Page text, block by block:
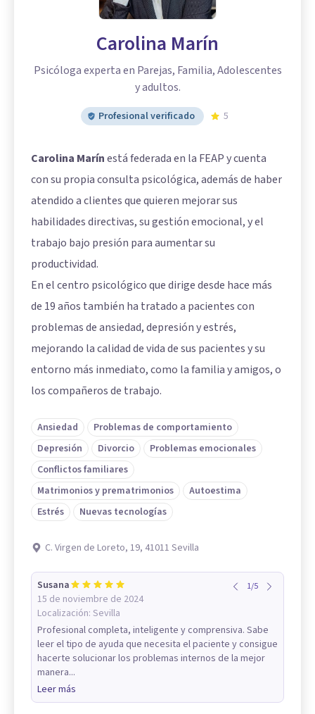
Carolina Marín
Psicóloga experta en Parejas, Familia, Adolescentes
y adultos.
Profesional verificado 5
Carolina Marínestá federada en la FEAP y cuenta
con su propia consulta psicológica, además de haber
atendido a clientes que quieren mejorar sus
habilidades directivas, su gestión emocional, y el
trabajo bajo presión para aumentar su
productividad.
En el centro psicológico que dirige desde hace más
de 19 años también ha tratado a pacientes con
problemas de ansiedad, depresión y estrés,
mejorando la calidad de vida de sus pacientes y su
entorno más inmediato, como la familia y amigos, o
los compañeros de trabajo.
Ansiedad
Problemas de comportamiento
Depresión
Divorcio
Problemas emocionales
Conflictos familiares
Matrimonios y prematrimonios
Autoestima
Estrés
Nuevas tecnologías
C. Virgen de Loreto, 19, 41011 Sevilla
Susana
15 de noviembre de 2024
Localización: Sevilla
1/5
Profesional completa, inteligente y comprensiva. Sabe
leer el tipo de ayuda que necesita el paciente y consigue
hacerte solucionar los problemas internos de la mejor
manera...
Leer más